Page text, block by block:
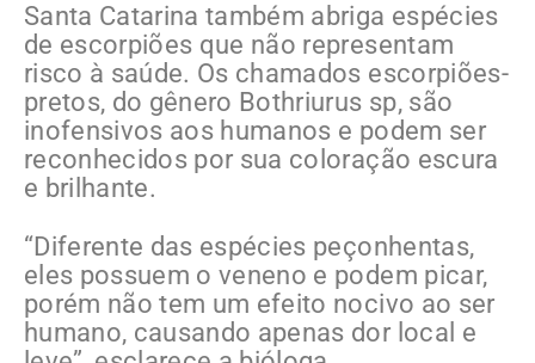
Santa Catarina também abriga espécies
de escorpiões que não representam
risco à saúde. Os chamados escorpiões-
pretos, do gênero Bothriurus sp, são
inofensivos aos humanos e podem ser
reconhecidos por sua coloração escura
e brilhante.
“Diferente das espécies peçonhentas,
eles possuem o veneno e podem picar,
porém não tem um efeito nocivo ao ser
humano, causando apenas dor local e